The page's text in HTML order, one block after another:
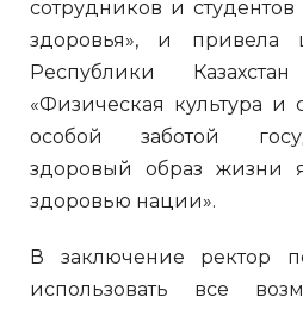
сотрудников и
здоровья», и привела
Республики
«Физическая культура и
особой заботой
здоровый образ жизни
здоровью нации».
В заключение ректор
использовать все